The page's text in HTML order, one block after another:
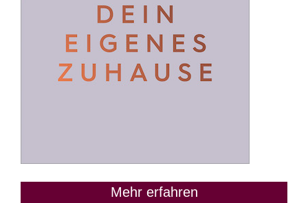
Mehr erfahren